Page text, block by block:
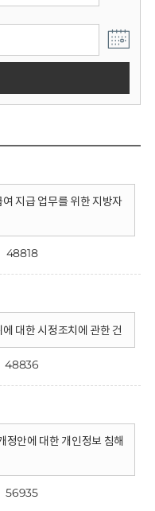
지급 업무를 위한 지방자
48818
대한 시정조치에 관한 건
48836
정안에 대한 개인정보 침해
56935